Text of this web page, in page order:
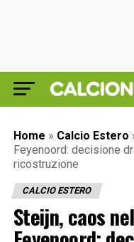
Home » Calcio Estero
Feyenoord: decisione
ricostruzione
CALCIO ESTERO
Steijn, caos